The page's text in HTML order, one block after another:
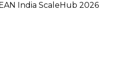
India ScaleHub 2026